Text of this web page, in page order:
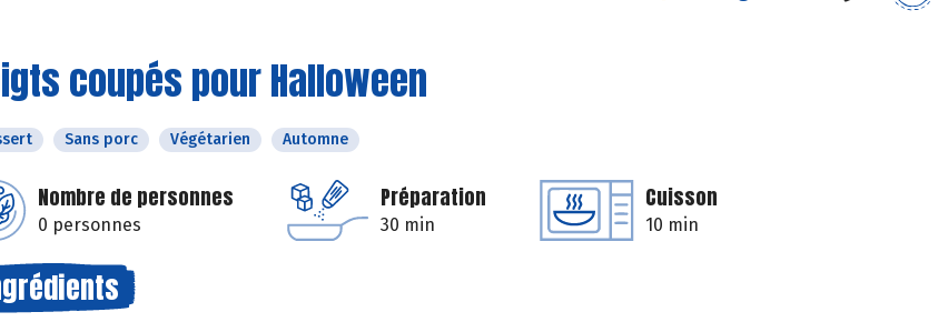
coupés pour Halloween
Sans porc Végétarien Automne
Nombre de personnes
0 personnes
Préparation
30 min
Cuisson
10 min